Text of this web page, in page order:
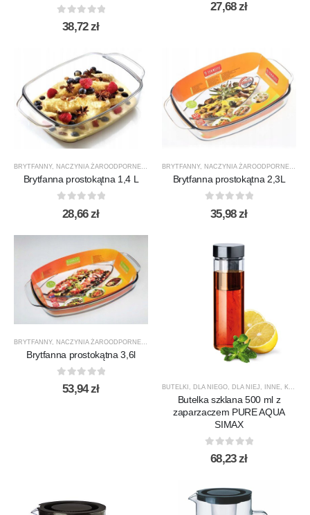
out of 5
38,72zł
27,68zł
BRYTFANNY, NACZYNIA ŻAROODPORNE, PRODUCENCI,PRODUKTY, TERMISIL
Brytfanna prostokątna 1,4 L
out of 5
28,66zł
BRYTFANNY, NACZYNIA ŻAROODPORNE,
Brytfanna prostokątna 2,3L
out of 5
35,98zł
BRYTFANNY, NACZYNIA ŻAROODPORNE PRODUKTY ,TERMISIL
Brytfanna prostokątna 3,6l
out of 5
53,94zł BUTELKI DLA NIEGO DLA NIEJ INNE KARAFKI DO WODY
Butelka szklana 500 ml z
zaparzaczem PURE AQUA
SIMAX
out of 5
68,23zł